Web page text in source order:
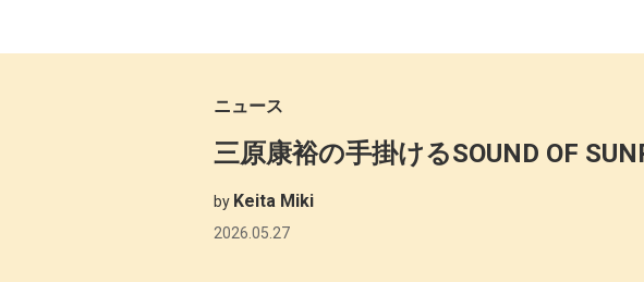
ニュース
三原康裕の手掛けるSOUND OF
by Keita Miki
2026.05.27